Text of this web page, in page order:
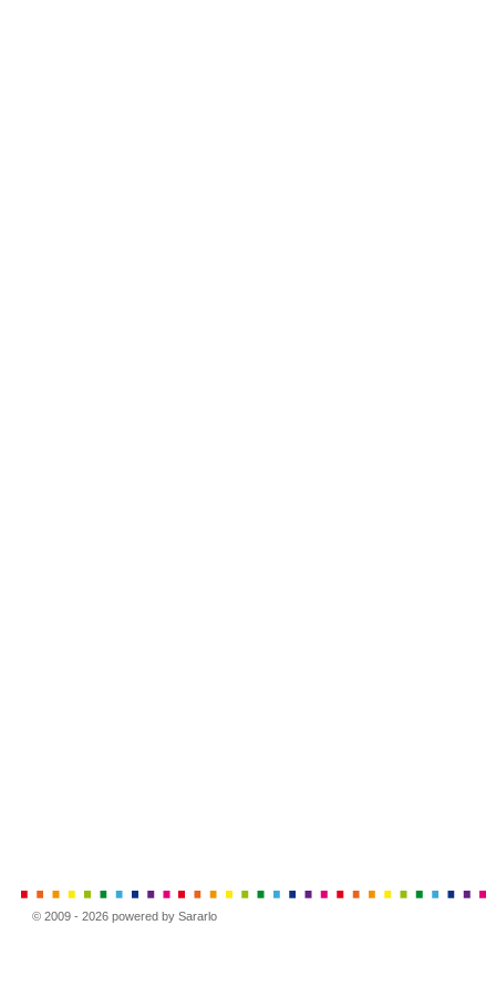
© 2009 - 2026 powered by Sararlo